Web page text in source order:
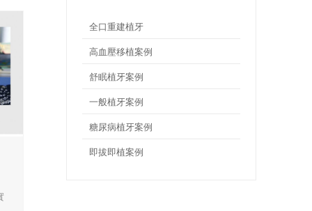
全口重建植牙
高血壓移植案例
舒眠植牙案例
一般植牙案例
糖尿病植牙案例
即拔即植案例